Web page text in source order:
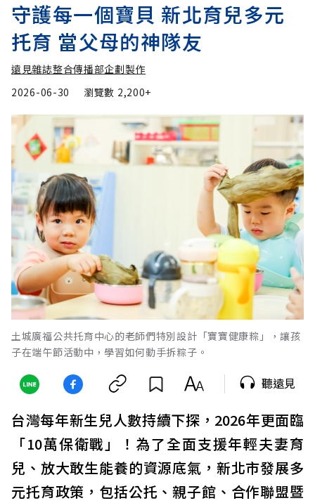
守護每一個寶貝 新北育兒多元
托育 當父母的神隊友
遠見雜誌整合傳播部企劃製作
2026-06-30
瀏覽數 2,200+
土城廣福公共托育中心的老師們特別設計「寶寶健康粽」，讓孩
子在端午節活動中，學習如何動手拆粽子。
聽遠見
台灣每年新生兒人數持續下探，2026年更面臨
「10萬保衛戰」！為了全面支援年輕夫妻育
兒、放大敢生能養的資源底氣，新北市發展多
元托育政策，包括公托、親子館、合作聯盟暨